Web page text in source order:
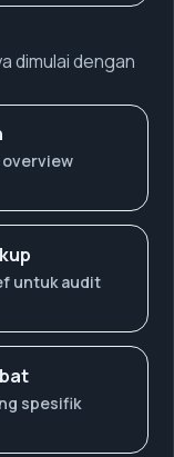
dimulai dengan
overview
untuk audit
spesifik